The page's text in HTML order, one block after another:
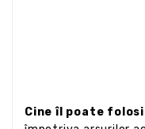
Cine îl poate folosi